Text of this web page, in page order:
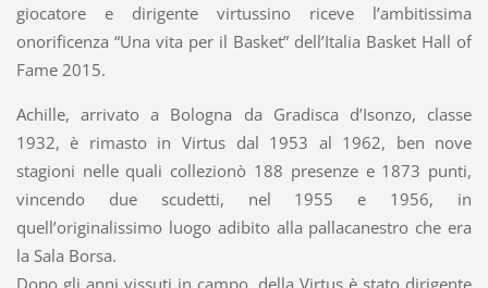
giocatore e dirigente virtussino riceve l’ambitissima
onorificenza “Una vita per il Basket” dell’Italia Basket Hall of
Fame 2015.
Achille, arrivato a Bologna da Gradisca d’Isonzo, classe
1932, è rimasto in Virtus dal 1953 al 1962, ben nove
stagioni nelle quali collezionò 188 presenze e 1873 punti,
vincendo due scudetti, nel 1955 e 1956, in
quell’originalissimo luogo adibito alla pallacanestro che era
la Sala Borsa.
Dopo gli anni vissuti in campo, della Virtus è stato dirigente